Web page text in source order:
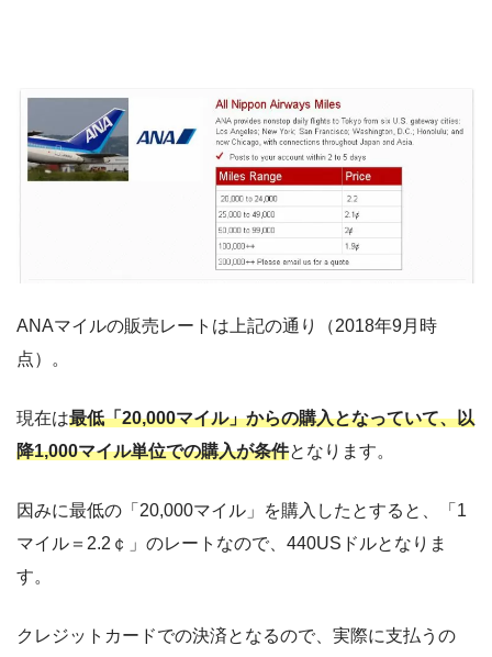
ANAマイルの販売レートは上記の通り（2018年9月時
点）。
現在は最低「20,000マイル」からの購入となっていて、以
降1,000マイル単位での購入が条件となります。
因みに最低の「20,000マイル」を購入したとすると、「1
マイル＝2.2￠」のレートなので、440USドルとなりま
す。
クレジットカードでの決済となるので、実際に支払うの